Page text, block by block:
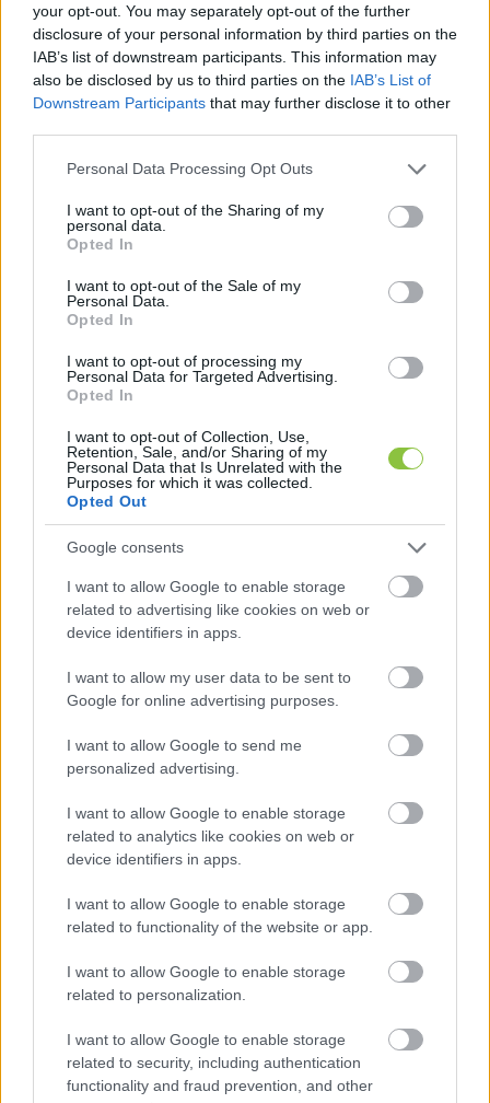
your opt-out. You may separately opt-out of the further
disclosure of your personal information by third parties on the
IAB’s list of downstream participants. This information may
also be disclosed by us to third parties on the IAB’s List of
Downstream Participants that may further disclose it to other
Please note that this website/app uses one or more Google
not limited to your visit or usage behaviour. You may click to
grant or deny consent to Google and its third-party tags to
use your data for below specified purposes in below Google
consent section.
Personal Data Processing Opt Outs
I want to opt-out of the Sharing of my
personal data.
Opted In
I want to opt-out of the Sale of my
Personal Data.
Opted In
I want to opt-out of processing my
Personal Data for Targeted Advertising.
Opted In
I want to opt-out of Collection, Use,
Retention, Sale, and/or Sharing of my
Personal Data that Is Unrelated with the
Purposes for which it was collected.
Opted Out
Google consents
I want to allow Google to enable storage
related to advertising like cookies on web or
device identifiers in apps.
I want to allow my user data to be sent to
Google for online advertising purposes.
I want to allow Google to send me
personalized advertising.
I want to allow Google to enable storage
related to analytics like cookies on web or
device identifiers in apps.
I want to allow Google to enable storage
related to functionality of the website or app.
I want to allow Google to enable storage
related to personalization.
I want to allow Google to enable storage
related to security, including authentication
functionality and fraud prevention, and other
tartom. De azt is, hogy a KTV finanszírozta pl. a
fideszes hirdetéseket, független a közlemény
tartalmától. Konzultálni fogok a vezetőséggel ez
ügyben, és határozatuk függvényében fogjuk
Miután elküldtük nekik a kiadvány képeit, még
ennyit fűztek hozzá:
hogy bújtatott reklám…”
Egyesület, Bodrogi Tamás polgármesterjelölt:
Az elmúlt évekhez hasonlóan a Kecskeméti
Médiacentrum, amely többségében a
kecskemétiek pénzéből működik, a Fidesz-KDNP
kampányának szerves része lett: a Fidesz-KDNP
elég, hogy jelöltjeik döntő része önkormányzati
cégeknél vagy állami oktatási intézményeknél áll
alkalmazásban, mindent elkövetnek a hatalom
megtartása érdekében. Természetesen, ha a
KDNP által befizetett számlát, amely igazolja, hogy
megkövetjük őket. Jelen pillanatban azonban úgy
tűnik, hogy a közpénzek felhasználása nem
demokratikus verseny tisztaságát.”
Arra a kérdésre, hogy őket megkeresték-e egy
ilyen kiadvány lehetőségével: „Határozottan nem.
A megkeresésünk kizárólag a választókerületi
jelöltek KTV-beli bemutatkozására szorítkozott. A